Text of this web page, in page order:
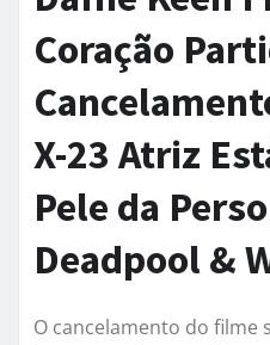
Coração
X-23 Atriz
Pele da
Deadpool &
O cancelamento do filme